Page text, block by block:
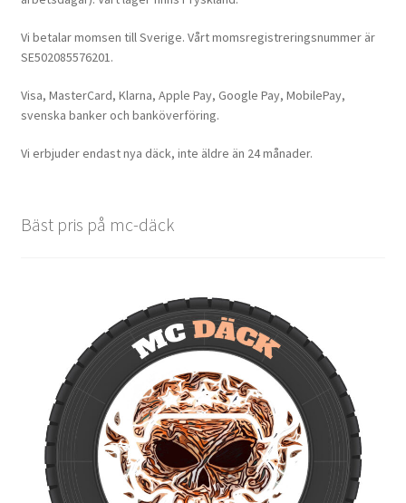
Vi betalar momsen till Sverige. Vårt momsregistreringsnummer är
SE502085576201.
Visa, MasterCard, Klarna, Apple Pay, Google Pay, MobilePay,
svenska banker och banköverföring.
Vi erbjuder endast nya däck, inte äldre än 24 månader.
Bäst pris på mc-däck